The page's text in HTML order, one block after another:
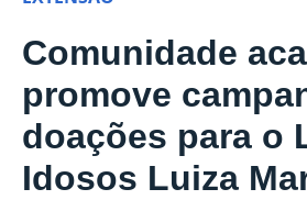
Comunidade
promove
doações para o
Idosos Luiza